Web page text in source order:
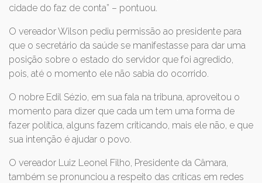
cidade do faz de conta” – pontuou.
O vereador Wilson pediu permissão ao presidente para
que o secretário da saúde se manifestasse para dar uma
posição sobre o estado do servidor que foi agredido,
pois, até o momento ele não sabia do ocorrido.
O nobre Edil Sézio, em sua fala na tribuna, aproveitou o
momento para dizer que cada um tem uma forma de
fazer política, alguns fazem criticando, mais ele não, e que
sua intenção é ajudar o povo.
O vereador Luiz Leonel Filho, Presidente da Câmara,
também se pronunciou a respeito das críticas em redes